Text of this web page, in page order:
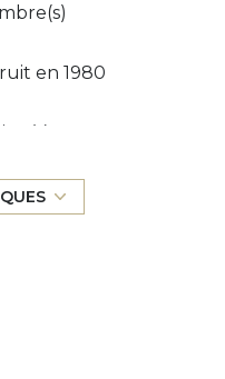
en 1980
Frejus Plage